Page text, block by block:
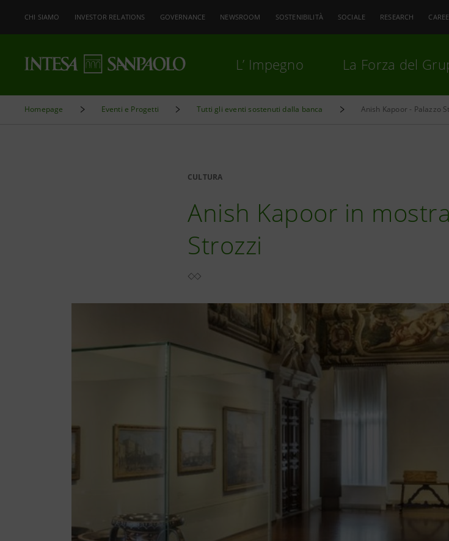
CHI SIAMO INVESTOR RELATIONS GOVERNANCE NEWSROOM SOSTENIBILITÀ SOCIALE RESEARCH
L’ Impegno La Forza del
Homepage Eventi e Progetti Tutti gli eventi sostenuti dalla banca Anish Kapoor - Palazzo
CULTURA
Anish Kapoor in
Strozzi